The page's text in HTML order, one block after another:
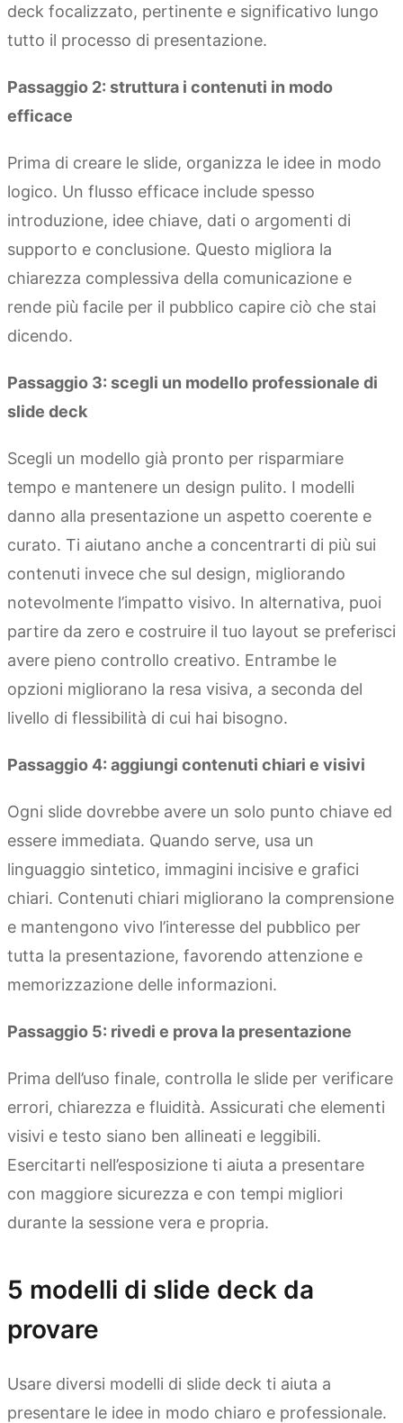
deck focalizzato, pertinente e significativo lungo
tutto il processo di presentazione.
Passaggio 2: struttura i contenuti in modo
efficace
Prima di creare le slide, organizza le idee in modo
logico. Un flusso efficace include spesso
introduzione, idee chiave, dati o argomenti di
supporto e conclusione. Questo migliora la
chiarezza complessiva della comunicazione e
rende più facile per il pubblico capire ciò che stai
dicendo.
Passaggio 3: scegli un modello professionale di
slide deck
Scegli un modello già pronto per risparmiare
tempo e mantenere un design pulito. I modelli
danno alla presentazione un aspetto coerente e
curato. Ti aiutano anche a concentrarti di più sui
contenuti invece che sul design, migliorando
notevolmente l’impatto visivo. In alternativa, puoi
partire da zero e costruire il tuo layout se preferisci
avere pieno controllo creativo. Entrambe le
opzioni migliorano la resa visiva, a seconda del
livello di flessibilità di cui hai bisogno.
Passaggio 4: aggiungi contenuti chiari e visivi
Ogni slide dovrebbe avere un solo punto chiave ed
essere immediata. Quando serve, usa un
linguaggio sintetico, immagini incisive e grafici
chiari. Contenuti chiari migliorano la comprensione
e mantengono vivo l’interesse del pubblico per
tutta la presentazione, favorendo attenzione e
memorizzazione delle informazioni.
Passaggio 5: rivedi e prova la presentazione
Prima dell’uso finale, controlla le slide per verificare
errori, chiarezza e fluidità. Assicurati che elementi
visivi e testo siano ben allineati e leggibili.
Esercitarti nell’esposizione ti aiuta a presentare
con maggiore sicurezza e con tempi migliori
durante la sessione vera e propria.
5 modelli di slide deck da
provare
Usare diversi modelli di slide deck ti aiuta a
presentare le idee in modo chiaro e professionale.